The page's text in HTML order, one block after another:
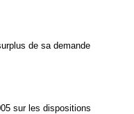
de sa demande
sur les dispositions